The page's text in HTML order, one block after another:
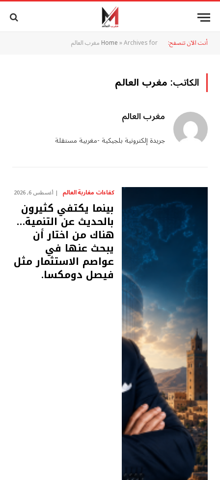
أنت الآن تتصفح: Home»Archives for مغرب العالم
الكاتب: مغرب العالم
مغرب العالم
جريدة إلكترونية بلجيكية -مغربية مستقلة
كفاءات مغاربة العالم أغسطس 6, 2026
بينما يكتفي كثيرون
بالحديث عن التنمية…
هناك من اختار أن
يبحث عنها في
عواصم الاستثمار مثل
فيصل دومكسا.